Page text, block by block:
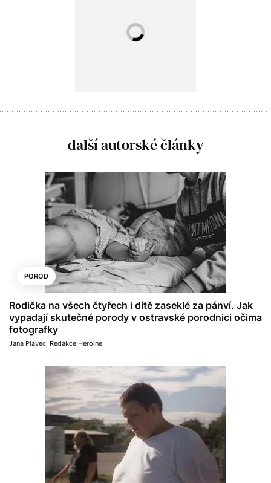
další autorské články
POROD
Rodička na všech čtyřech i dítě zaseklé za pánví. Jak
vypadají skutečné porody v ostravské porodnici očima
fotografky
Jana Plavec, Redakce Heroine